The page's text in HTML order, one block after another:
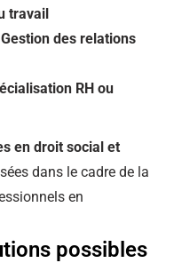
travail
des relations
RH ou
en droit social et
dans le cadre de la
en
possibles